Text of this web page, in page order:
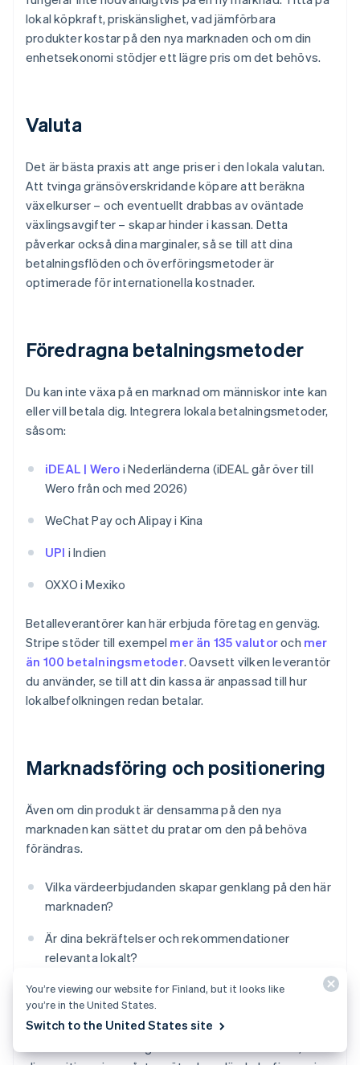
lokal köpkraft, priskänslighet, vad jämförbara
produkter kostar på den nya marknaden och om din
enhetsekonomi stödjer ett lägre pris om det behövs.
Valuta
Det är bästa praxis att ange priser i den lokala valutan.
Att tvinga gränsöverskridande köpare att beräkna
växelkurser – och eventuellt drabbas av oväntade
växlingsavgifter – skapar hinder i kassan. Detta
påverkar också dina marginaler, så se till att dina
betalningsflöden och överföringsmetoder är
optimerade för internationella kostnader.
Föredragna betalningsmetoder
Du kan inte växa på en marknad om människor inte kan
eller vill betala dig. Integrera lokala betalningsmetoder,
såsom:
iDEAL | Wero i Nederländerna (iDEAL går över till
Wero från och med 2026)
WeChat Pay och Alipay i Kina
UPI i Indien
OXXO i Mexiko
Betalleverantörer kan här erbjuda företag en genväg.
Stripe stöder till exempel mer än 135 valutoroch mer
än 100 betalningsmetoder. Oavsett vilken leverantör
du använder, se till att din kassa är anpassad till hur
lokalbefolkningen redan betalar.
Marknadsföring och positionering
Även om din produkt är densamma på den nya
marknaden kan sättet du pratar om den på behöva
förändras.
Vilka värdeerbjudanden skapar genklang på den här
marknaden?
Är dina bekräftelser och rekommendationer
relevanta lokalt?
Behöver du andra budskap, andra kanaler eller en
helt annan försäljningsmodell?
You’re viewing our website for Finland, but it looks like
you’re in the United States.
Switch to the United States site